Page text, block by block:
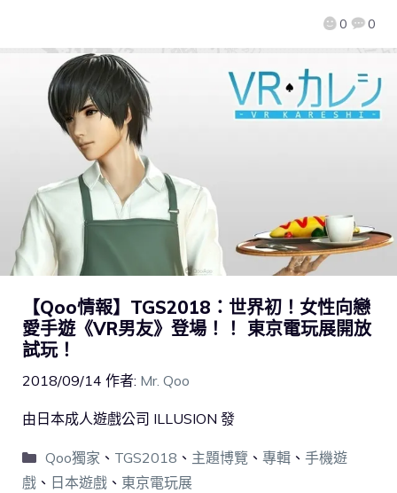
0 0
【Qoo情報】TGS2018：世界初！女性向戀
愛手遊《VR男友》登場！！ 東京電玩展開放
試玩！
2018/09/14 作者: Mr. Qoo
由日本成人遊戲公司 ILLUSION 發
Qoo獨家 、 TGS2018 、 主題博覽 、 專輯、 手機遊
戲 、 日本遊戲 、 東京電玩展